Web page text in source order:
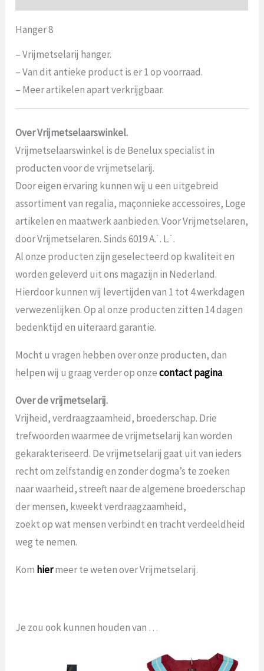
Hanger 8
– Vrijmetselarij hanger.
– Van dit antieke product is er 1 op voorraad.
– Meer artikelen apart verkrijgbaar.
Over Vrijmetselaarswinkel.
Vrijmetselaarswinkel is de Benelux specialist in
producten voor de vrijmetselarij.
Door eigen ervaring kunnen wij u een uitgebreid
assortiment van regalia, maçonnieke accessoires, Loge
artikelen en maatwerk aanbieden. Voor Vrijmetselaren,
door Vrijmetselaren. Sinds 6019 A.˙. L.˙.
Al onze producten zijn geselecteerd op kwaliteit en
worden geleverd uit ons magazijn in Nederland.
Hierdoor kunnen wij levertijden van 1 tot 4 werkdagen
verwezenlijken. Op al onze producten zitten 14 dagen
bedenktijd en uiteraard garantie.
Mocht u vragen hebben over onze producten, dan
helpen wij u graag verder op onzecontact pagina.
Over de vrijmetselarij.
Vrijheid, verdraagzaamheid, broederschap. Drie
trefwoorden waarmee de vrijmetselarij kan worden
gekarakteriseerd. De vrijmetselarij gaat uit van ieders
recht om zelfstandig en zonder dogma’s te zoeken
naar waarheid, streeft naar de algemene broederschap
der mensen, kweekt verdraagzaamheid,
zoekt op wat mensen verbindt en tracht verdeeldheid
weg te nemen.
Kom hiermeer te weten over Vrijmetselarij.
Je zou ook kunnen houden van …